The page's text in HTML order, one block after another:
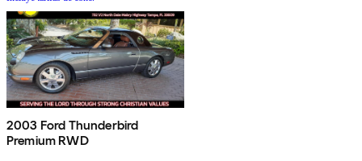
2003 Ford Thunderbird
Premium RWD